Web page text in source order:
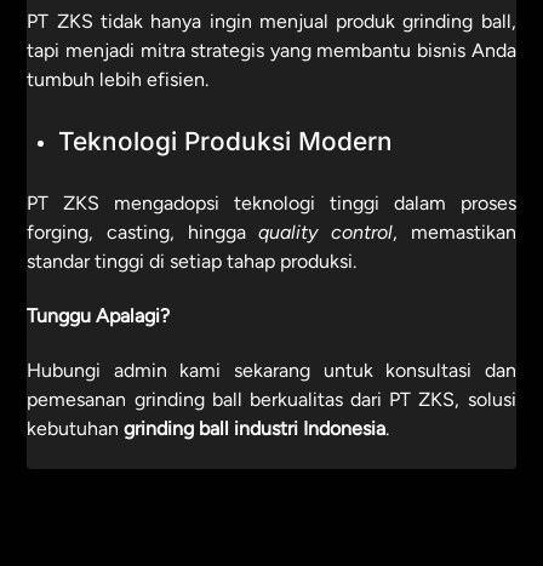
PT ZKS tidak hanya ingin menjual produk grinding ball,
tapi menjadi mitra strategis yang membantu bisnis Anda
tumbuh lebih efisien.
Teknologi Produksi Modern
PT ZKS mengadopsi teknologi tinggi dalam proses
forging, casting, hinggaquality control, memastikan
standar tinggi di setiap tahap produksi.
Tunggu Apalagi?
Hubungi admin kami sekarang untuk konsultasi dan
pemesanan grinding ball berkualitas dari PT ZKS, solusi
kebutuhangrinding ball industri Indonesia.